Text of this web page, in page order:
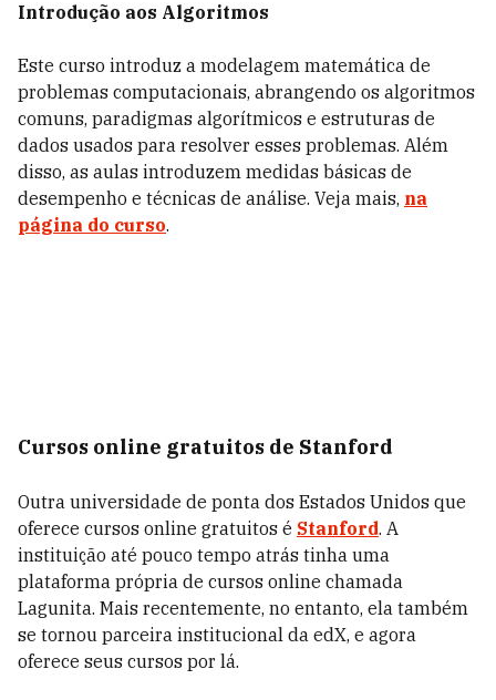
Introdução aos Algoritmos
Este curso introduz a modelagem matemática de
problemas computacionais, abrangendo os algoritmos
comuns, paradigmas algorítmicos e estruturas de
dados usados ​​para resolver esses problemas. Além
disso, as aulas introduzem medidas básicas de
desempenho e técnicas de análise. Veja mais, na
página do curso.
Cursos online gratuitos de Stanford
Outra universidade de ponta dos Estados Unidos que
oferece cursos online gratuitos é Stanford. A
instituição até pouco tempo atrás tinha uma
plataforma própria de cursos online chamada
Lagunita. Mais recentemente, no entanto, ela também
se tornou parceira institucional da edX, e agora
oferece seus cursos por lá.